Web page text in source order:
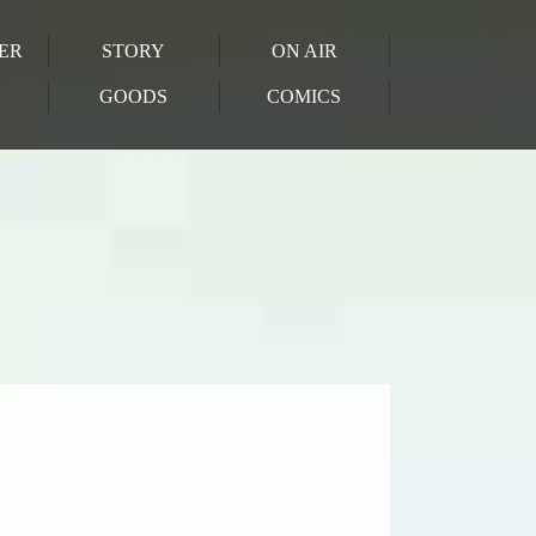
STORY ON AIR
GOODS COMICS